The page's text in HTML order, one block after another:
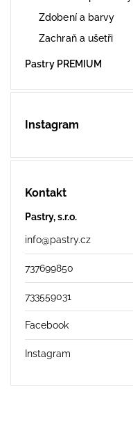
Zdobení a barvy
Zachraň a ušetři
Pastry PREMIUM
Instagram
Kontakt
Pastry, s.r.o.
info@pastry.cz
737699850
733559031
Facebook
Instagram